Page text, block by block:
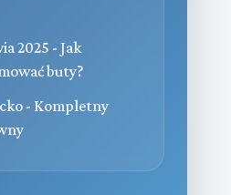
2025 - Jak
buty?
- Kompletny